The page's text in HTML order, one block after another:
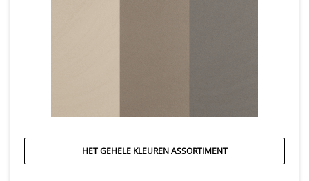
HET GEHELE KLEUREN ASSORTIMENT